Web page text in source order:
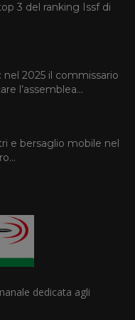
3 del ranking Issf di
nel 2025 il commissario
l’assemblea...
e bersaglio mobile nel
dedicata agli